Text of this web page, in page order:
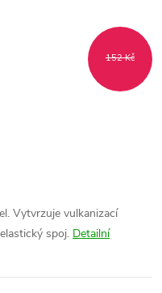
152 Kč
Vytvrzuje vulkanizací
spoj. Detailní